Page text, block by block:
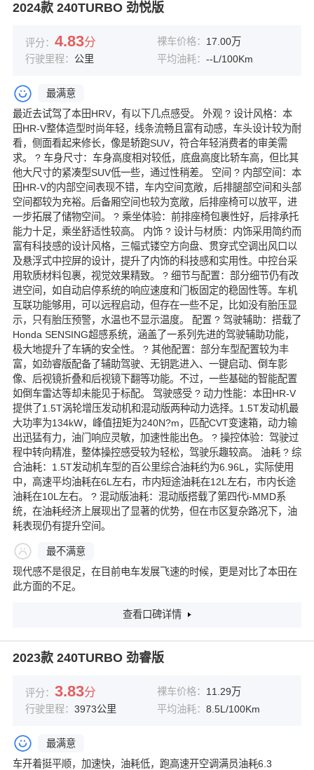
2024款 240TURBO 劲悦版
评分： 4.83分 裸车价格： 17.00万
行驶里程： 公里 平均油耗： --L/100Km
最满意
最近去试驾了本田HRV，有以下几点感受。 外观 ? 设计风格：本
田HR-V整体造型时尚年轻，线条流畅且富有动感，车头设计较为耐
看，侧面看起来修长，像是轿跑SUV，符合年轻消费者的审美需
求。 ? 车身尺寸：车身高度相对较低，底盘高度比轿车高，但比其
他大尺寸的紧凑型SUV低一些，通过性稍差。 空间 ? 内部空间：本
田HR-V的内部空间表现不错，车内空间宽敞，后排腿部空间和头部
空间都较为充裕。后备厢空间也较为宽敞，后排座椅可以放平，进
一步拓展了储物空间。 ? 乘坐体验：前排座椅包裹性好，后排承托
能力十足，乘坐舒适性较高。 内饰 ? 设计与材质：内饰采用简约而
富有科技感的设计风格，三幅式镂空方向盘、贯穿式空调出风口以
及悬浮式中控屏的设计，提升了内饰的科技感和实用性。中控台采
用软质材料包裹，视觉效果精致。 ? 细节与配置：部分细节仍有改
进空间，如自动启停系统的响应速度和门板固定的稳固性等。车机
互联功能够用，可以远程启动，但存在一些不足，比如没有胎压显
示，只有胎压预警，水温也不显示温度。 配置 ? 驾驶辅助：搭载了
Honda SENSING超感系统，涵盖了一系列先进的驾驶辅助功能，
极大地提升了车辆的安全性。 ? 其他配置：部分车型配置较为丰
富，如劲睿版配备了辅助驾驶、无钥匙进入、一键启动、倒车影
像、后视镜折叠和后视镜下翻等功能。不过，一些基础的智能配置
如倒车雷达等却未能见于标配。 驾驶感受 ? 动力性能：本田HR-V
提供了1.5T涡轮增压发动机和混动版两种动力选择。1.5T发动机最
大功率为134kW，峰值扭矩为240N?m，匹配CVT变速箱，动力输
出迅猛有力，油门响应灵敏，加速性能出色。 ? 操控体验：驾驶过
程中转向精准，整体操控感受较为轻松，驾驶乐趣较高。 油耗 ? 综
合油耗：1.5T发动机车型的百公里综合油耗约为6.96L，实际使用
中，高速平均油耗在6L左右，市内短途油耗在12L左右，市内长途
油耗在10L左右。 ? 混动版油耗：混动版搭载了第四代i-MMD系
统，在油耗经济上展现出了显著的优势，但在市区复杂路况下，油
耗表现仍有提升空间。
最不满意
现代感不是很足，在目前电车发展飞速的时候，更是对比了本田在
此方面的不足。
查看口碑详情
2023款 240TURBO 劲睿版
评分： 3.83分 裸车价格： 11.29万
行驶里程： 3973公里 平均油耗： 8.5L/100Km
最满意
车开着挺平顺，加速快，油耗低，跑高速开空调满员油耗6.3